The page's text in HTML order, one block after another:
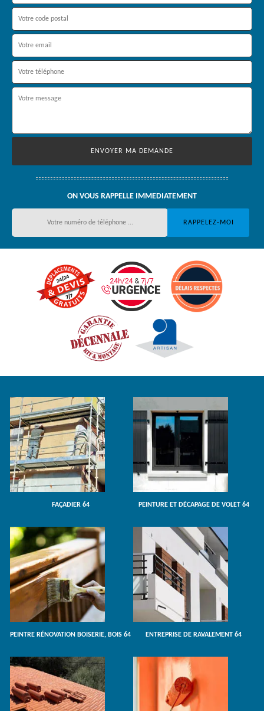
ON VOUS RAPPELLE IMMEDIATEMENT
FAÇADIER 64 PEINTURE ET DÉCAPAGE DE VOLET 64
PEINTRE RÉNOVATION BOISERIE, BOIS 64 ENTREPRISE DE RAVALEMENT 64